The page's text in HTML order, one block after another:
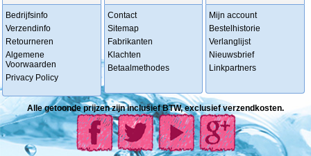
Bedrijfsinfo
Verzendinfo
Retourneren
Algemene
Voorwaarden
Privacy Policy
Contact
Sitemap
Fabrikanten
Klachten
Betaalmethodes
Mijn account
Bestelhistorie
Verlanglijst
Nieuwsbrief
Linkpartners
Alle getoonde prijzen zijn inclusief BTW, exclusief verzendkosten.